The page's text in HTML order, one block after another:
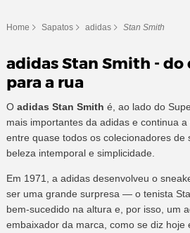
Home Sapatos adidas Stan Smith
adidas Stan Smith - do
para a rua
O adidas Stan Smith é, ao lado do
mais importantes da adidas e continua
entre quase todos os colecionadores de
beleza intemporal e simplicidade.
Em 1971, a adidas desenvolveu o
ser uma grande surpresa — o tenista
bem-sucedido na altura e, por isso, um
embaixador da marca, como se diz hoje